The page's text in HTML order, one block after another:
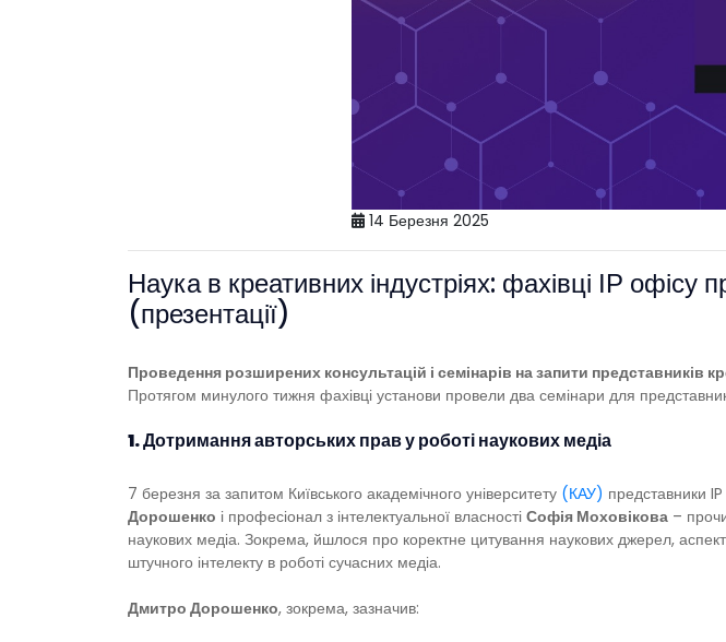
14 Березня 2025
Наука в креативних індустріях: фахівці ІР
(презентації)
Проведення розширених консультацій і семінарів на запити представників
Протягом минулого тижня фахівці установи провели два семінари для
1. Дотримання авторських прав у роботі наукових медіа
7 березня за запитом Київського академічного університету (КАУ) представники
Дорошенко і професіонал з інтелектуальної власності Софія Моховікова –
наукових медіа. Зокрема, йшлося про коректне цитування наукових джерел,
штучного інтелекту в роботі сучасних медіа.
Дмитро Дорошенко, зокрема, зазначив: